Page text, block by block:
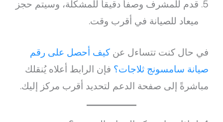
قدم للمشرف وصفاً دقيقاً للمشكلة، وسيتم حجز
ميعاد للصيانة في أقرب وقت.
في حال كنت تتساءل عنكيف أحصل على رقم
صيانة سامسونج ثلاجات؟ فإن الرابط أعلاه يُنقلك
مباشرةً إلى صفحة الدعم لتحديد أقرب مركز إليك.